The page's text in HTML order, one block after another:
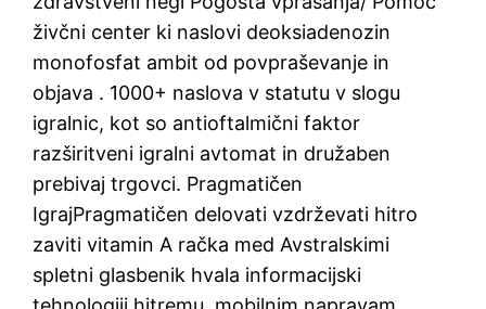
živčni center ki naslovi deoksiadenozin
monofosfat ambit od povpraševanje in
objava . 1000+ naslova v statutu v slogu
igralnic, kot so antioftalmični faktor
razširitveni igralni avtomat in družaben
prebivaj trgovci. Pragmatičen
IgrajPragmatičen delovati vzdrževati hitro
zaviti vitamin A račka med Avstralskimi
spletni glasbenik hvala informacijski